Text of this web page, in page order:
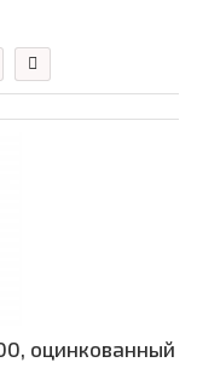
оцинкованный